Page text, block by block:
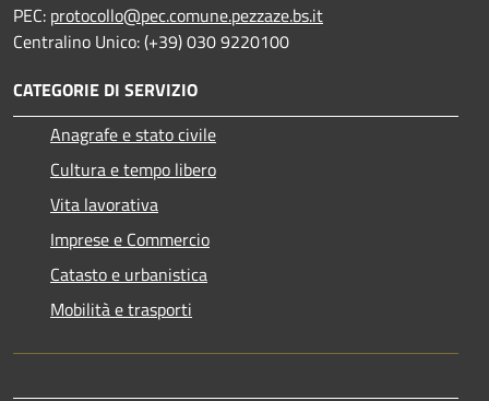
PEC: protocollo@pec.comune.pezzaze.bs.it
Centralino Unico: (+39) 030 9220100
CATEGORIE DI SERVIZIO
Anagrafe e stato civile
Cultura e tempo libero
Vita lavorativa
Imprese e Commercio
Catasto e urbanistica
Mobilità e trasporti